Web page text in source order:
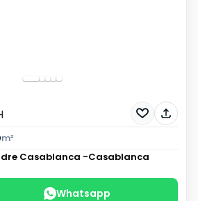
m²
Casablanca -Casablanca
Whatsapp